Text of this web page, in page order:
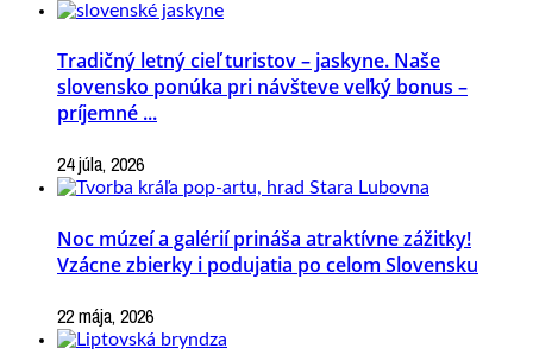
Tradičný letný cieľ turistov – jaskyne. Naše
slovensko ponúka pri návšteve veľký bonus –
príjemné ...
24 júla, 2026
Noc múzeí a galérií prináša atraktívne zážitky!
Vzácne zbierky i podujatia po celom Slovensku
22 mája, 2026